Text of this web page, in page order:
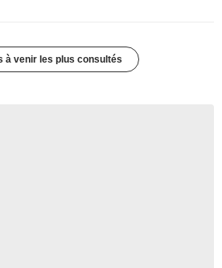
à venir les plus consultés